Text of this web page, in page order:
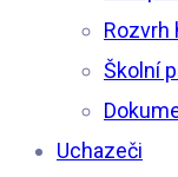
Rozvrh
Školní
Uchazeči